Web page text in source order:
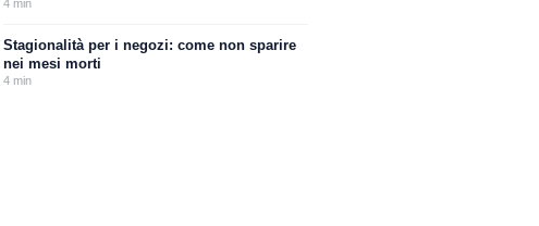
4 min
Stagionalità per i negozi: come non sparire
nei mesi morti
4 min